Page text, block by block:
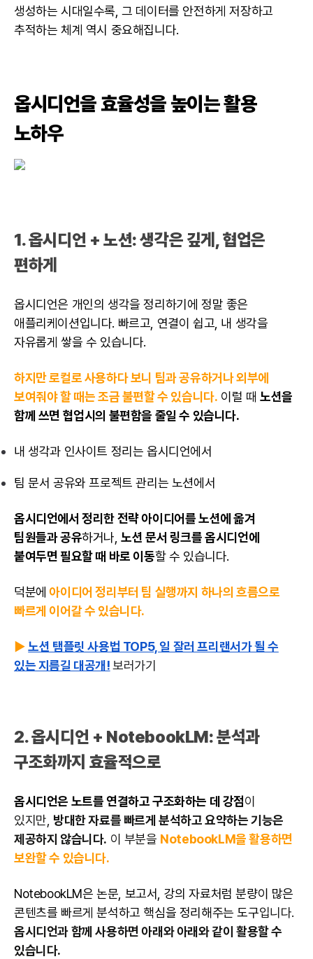
생성하는 시대일수록, 그 데이터를 안전하게 저장하고
추적하는 체계 역시 중요해집니다.
옵시디언을 효율성을 높이는 활용
노하우
1. 옵시디언 + 노션: 생각은 깊게, 협업은
편하게
옵시디언은 개인의 생각을 정리하기에 정말 좋은
애플리케이션입니다. 빠르고, 연결이 쉽고, 내 생각을
자유롭게 쌓을 수 있습니다.
하지만 로컬로 사용하다 보니 팀과 공유하거나 외부에
보여줘야 할 때는 조금 불편할 수 있습니다. 이럴 때노션을
함께 쓰면 협업시의 불편함을 줄일 수 있습니다.
내 생각과 인사이트 정리는 옵시디언에서
팀 문서 공유와 프로젝트 관리는 노션에서
옵시디언에서 정리한 전략 아이디어를 노션에 옮겨
팀원들과 공유하거나,노션 문서 링크를 옵시디언에
붙여두면 필요할 때 바로 이동할 수 있습니다.
덕분에 아이디어 정리부터 팀 실행까지 하나의 흐름으로
빠르게 이어갈 수 있습니다.
▶노션 탬플릿 사용법 TOP5, 일 잘러 프리랜서가 될 수
있는 지름길 대공개! 보러가기
2. 옵시디언 + NotebookLM: 분석과
구조화까지 효율적으로
옵시디언은 노트를 연결하고 구조화하는 데 강점이
있지만, 방대한 자료를 빠르게 분석하고 요약하는 기능은
제공하지 않습니다. 이 부분을 NotebookLM을 활용하면
보완할 수 있습니다.
NotebookLM은 논문, 보고서, 강의 자료처럼 분량이 많은
콘텐츠를 빠르게 분석하고 핵심을 정리해주는 도구입니다.
옵시디언과 함께 사용하면 아래와 아래와 같이 활용할 수
있습니다.